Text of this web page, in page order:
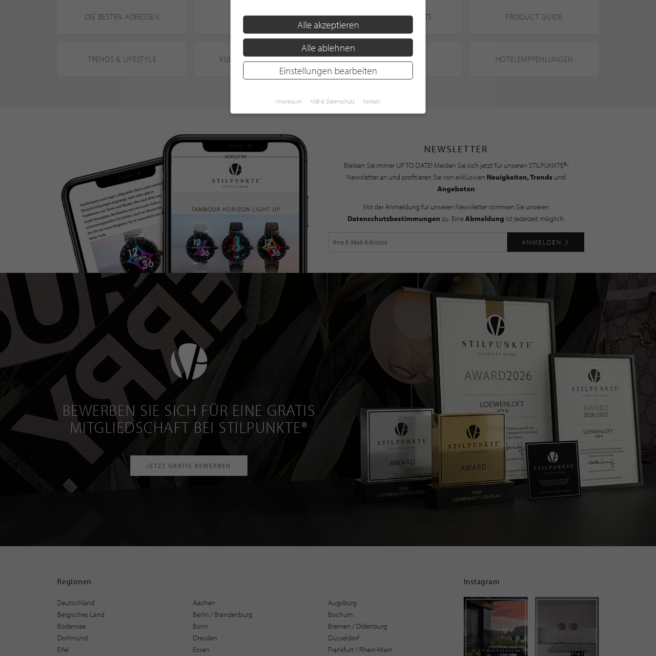
DIE BESTEN ADRESSEN SHOPPING-MALL ANGEBOTE & EVENTS PRODUCT GUIDE
TRENDS & LIFESTYLE KULINARISCHE REZEPTE REISEBERICHTE HOTELEMPFEHLUNGEN
NEWSLETTER
Bleiben Sie immer UP TO DATE! Melden Sie sich jetzt für unseren STILPUNKTE®-
Newsletter an und profitieren Sie von exklusiven Neuigkeiten, Trends und
Angeboten
Mit der Anmeldung für unseren Newsletter stimmen Sie unseren
Datenschutzbestimmungen zu. EineAbmeldung ist jederzeit möglich.
ANMELDEN
BEWERBEN SIE SICH FÜR EINE GRATIS
MITGLIEDSCHAFT BEI STILPUNKTE®
JETZT GRATIS BEWERBEN
Regionen
Deutschland Aachen
Augsburg
Bergisches Land
Berlin / Brandenburg
Bochum
Bodensee
Bonn
Bremen / Oldenburg
Dortmund
Dresden
Düsseldorf
Eifel
Essen Frankfurt / Rhein-Main
Instagram
Alle akzeptieren
Alle ablehnen
Einstellungen bearbeiten
Impressum AGB & Datenschutz Kontakt